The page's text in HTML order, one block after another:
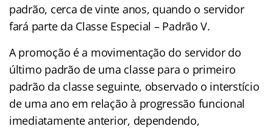
padrão, cerca de vinte anos, quando o servidor
fará parte da Classe Especial – Padrão V.
A promoção é a movimentação do servidor do
último padrão de uma classe para o primeiro
padrão da classe seguinte, observado o interstício
de uma ano em relação à progressão funcional
imediatamente anterior, dependendo,